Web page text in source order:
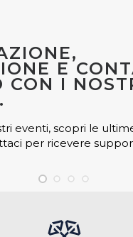
E
CON I
eventi, scopri le
per ricevere